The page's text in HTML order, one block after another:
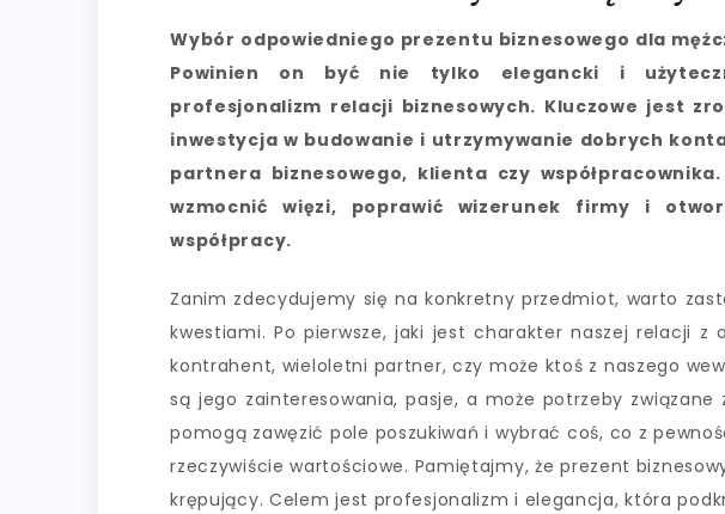
Wybór odpowiedniego prezentu biznesowego dla
Powinien on być nie tylko elegancki i
profesjonalizm relacji biznesowych. Kluczowe jest
inwestycja w budowanie i utrzymywanie dobrych
partnera biznesowego, klienta czy
wzmocnić więzi, poprawić wizerunek firmy i
współpracy.
Zanim zdecydujemy się na konkretny przedmiot, warto
kwestiami. Po pierwsze, jaki jest charakter naszej relacji z
kontrahent, wieloletni partner, czy może ktoś z naszego
są jego zainteresowania, pasje, a może potrzeby
pomogą zawęzić pole poszukiwań i wybrać coś, co z
rzeczywiście wartościowe. Pamiętajmy, że prezent
krępujący. Celem jest profesjonalizm i elegancja, która